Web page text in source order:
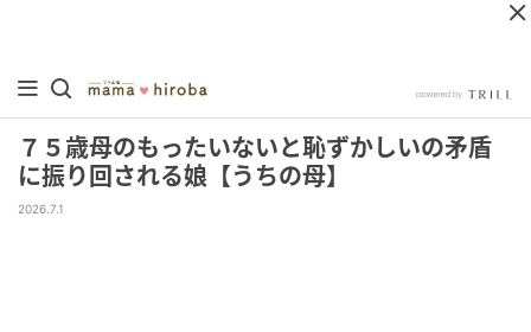
７５歳母のもったいないと恥ずかしいの矛盾
に振り回される娘【うちの母】
2026.7.1